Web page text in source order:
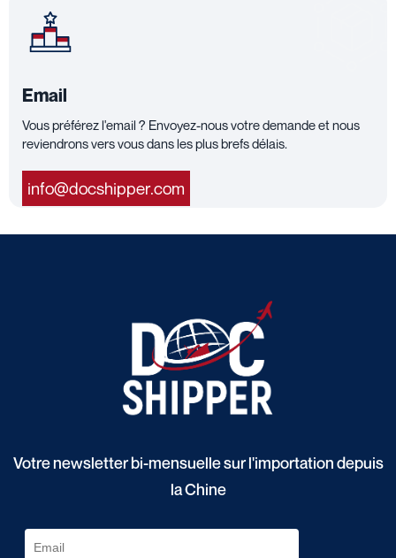
Email
Vous préférez l'email ? Envoyez-nous votre demande et nous
reviendrons vers vous dans les plus brefs délais.
info@docshipper.com
Votre newsletter bi-mensuelle sur l'importation depuis
la Chine